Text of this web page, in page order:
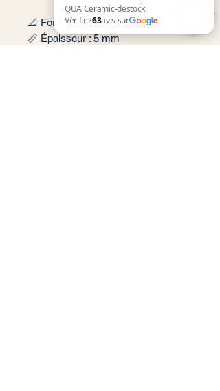
📐 Format: 23x152,5 cm
📏 Épaisseur : 5 mm